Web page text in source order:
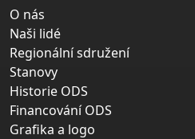
O nás
Naši lidé
Regionální sdružení
Stanovy
Historie ODS
Financování ODS
Grafika a logo